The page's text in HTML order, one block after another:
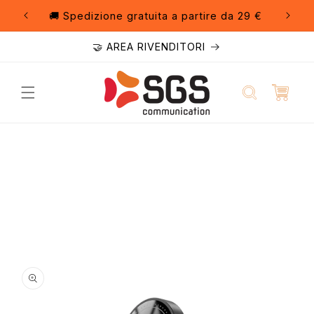
direttamente🚚 Spedizione gratuita a partire da 29 €
🤝 AREA RIVENDITORI